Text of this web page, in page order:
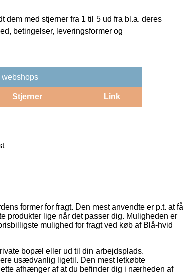
med stjerner fra 1 til 5 ud fra bl.a. deres
betingelser, leveringsformer og
webshops
Stjerner Link
former for fragt. Den mest anvendte er p.t. at få
produkter lige når det passer dig. Muligheden er
mulighed for fragt ved køb af Blå-hvid
bopæl eller ud til din arbejdsplads.
usædvanlig ligetil. Den mest letkøbte
afhænger af at du befinder dig i nærheden af